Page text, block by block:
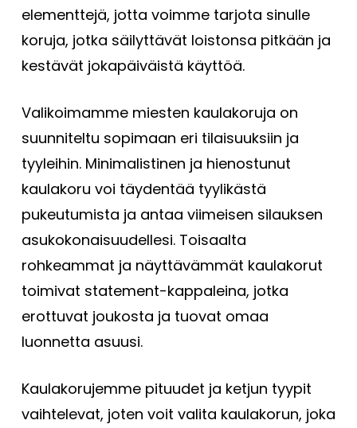
elementtejä, jotta voimme tarjota sinulle
koruja, jotka säilyttävät loistonsa pitkään ja
kestävät jokapäiväistä käyttöä.
Valikoimamme miesten kaulakoruja on
suunniteltu sopimaan eri tilaisuuksiin ja
tyyleihin. Minimalistinen ja hienostunut
kaulakoru voi täydentää tyylikästä
pukeutumista ja antaa viimeisen silauksen
asukokonaisuudellesi. Toisaalta
rohkeammat ja näyttävämmät kaulakorut
toimivat statement-kappaleina, jotka
erottuvat joukosta ja tuovat omaa
luonnetta asuusi.
Kaulakorujemme pituudet ja ketjun tyypit
vaihtelevat, joten voit valita kaulakorun, joka